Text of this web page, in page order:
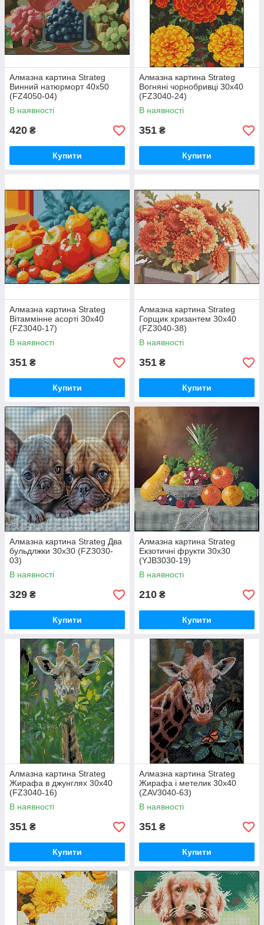
Алмазна картина Strateg
Винний натюрморт 40х50
(FZ4050-04)
В наявності
420 ₴
Купити
Алмазна картина Strateg
Вогняні чорнобривці 30х40
(FZ3040-24)
В наявності
351 ₴
Купити
Алмазна картина Strateg
Вітаммінне асорті 30х40
(FZ3040-17)
В наявності
351 ₴
Купити
Алмазна картина Strateg
Горщик хризантем 30х40
(FZ3040-38)
В наявності
351 ₴
Купити
Алмазна картина Strateg Два
бульдлжки 30х30 (FZ3030-
03)
В наявності
329 ₴
Купити
Алмазна картина Strateg
Екзотичні фрукти 30х30
(YJB3030-19)
В наявності
210 ₴
Купити
Алмазна картина Strateg
Жирафа в джунглях 30х40
(FZ3040-16)
В наявності
351 ₴
Купити
Алмазна картина Strateg
Жирафа і метелик 30х40
(ZAV3040-63)
В наявності
351 ₴
Купити